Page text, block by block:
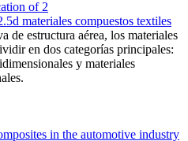
materiales compuestos textiles
de estructura aérea, los materiales
en dos categorías principales:
y materiales